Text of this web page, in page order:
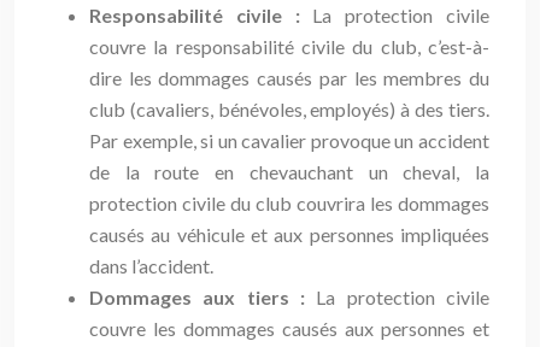
Responsabilité civile : La protection civile
couvre la responsabilité civile du club, c’est-à-
dire les dommages causés par les membres du
club (cavaliers, bénévoles, employés) à des tiers.
Par exemple, si un cavalier provoque un accident
de la route en chevauchant un cheval, la
protection civile du club couvrira les dommages
causés au véhicule et aux personnes impliquées
dans l’accident.
Dommages aux tiers : La protection civile
couvre les dommages causés aux personnes et